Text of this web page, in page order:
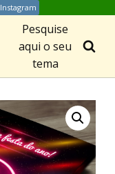
Instagram
Pesquise
aqui o seu
tema